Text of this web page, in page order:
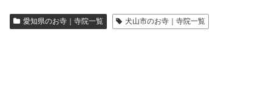
愛知県のお寺｜寺院一覧 犬山市のお寺｜寺院一覧